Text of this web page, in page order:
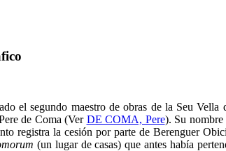
el segundo maestro de obras de la Seu
de Coma (Ver DE COMA, Pere). Su nombre
registra la cesión por parte de Berenguer
(un lugar de casas) que antes había